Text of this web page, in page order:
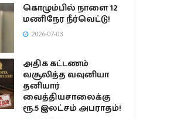
கொழும்பில் நாளை 12
மணிநேர நீர்வெட்டு!
2026-07-03
அதிக கட்டணம்
வசூலித்த வவுனியா
தனியார்
வைத்தியசாலைக்கு
ரூ.5 இலட்சம் அபராதம்!